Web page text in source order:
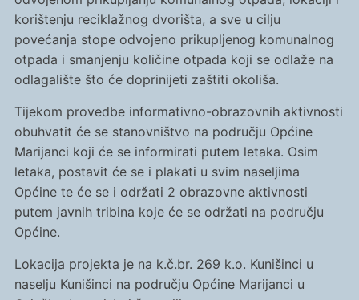
korištenju reciklažnog dvorišta, a sve u cilju
povećanja stope odvojeno prikupljenog komunalnog
otpada i smanjenju količine otpada koji se odlaže na
odlagalište što će doprinijeti zaštiti okoliša.
Tijekom provedbe informativno-obrazovnih aktivnosti
obuhvatit će se stanovništvo na području Općine
Marijanci koji će se informirati putem letaka. Osim
letaka, postavit će se i plakati u svim naseljima
Općine te će se i održati 2 obrazovne aktivnosti
putem javnih tribina koje će se održati na području
Općine.
Lokacija projekta je na k.č.br. 269 k.o. Kunišinci u
naselju Kunišinci na području Općine Marijanci u